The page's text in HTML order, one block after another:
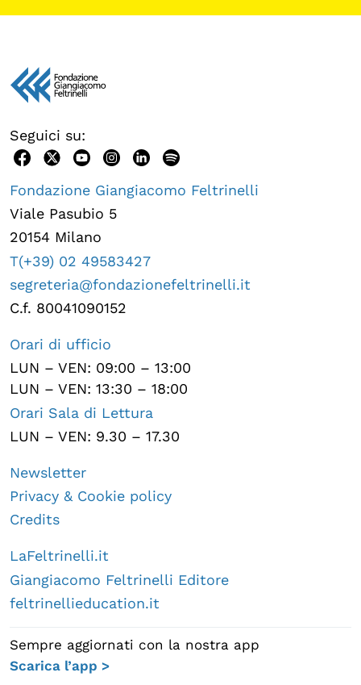
Seguici su:
Fondazione Giangiacomo Feltrinelli
Viale Pasubio 5
20154 Milano
T(+39) 02 49583427
segreteria@fondazionefeltrinelli.it
C.f. 80041090152
Orari di ufficio
LUN – VEN: 09:00 – 13:00
LUN – VEN: 13:30 – 18:00
Orari Sala di Lettura
LUN – VEN: 9.30 – 17.30
Newsletter
Privacy & Cookie policy
Credits
LaFeltrinelli.it
Giangiacomo Feltrinelli Editore
feltrinellieducation.it
Sempre aggiornati con la nostra app
Scarica l’app >